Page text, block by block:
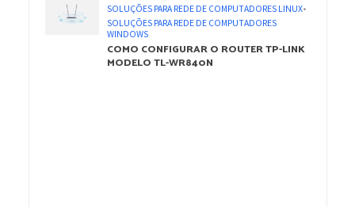
SOLUÇÕES PARA REDE DE COMPUTADORES LINUX•
SOLUÇÕES PARA REDE DE COMPUTADORES
WINDOWS
COMO CONFIGURAR O ROUTER TP-LINK
MODELO TL-WR840N